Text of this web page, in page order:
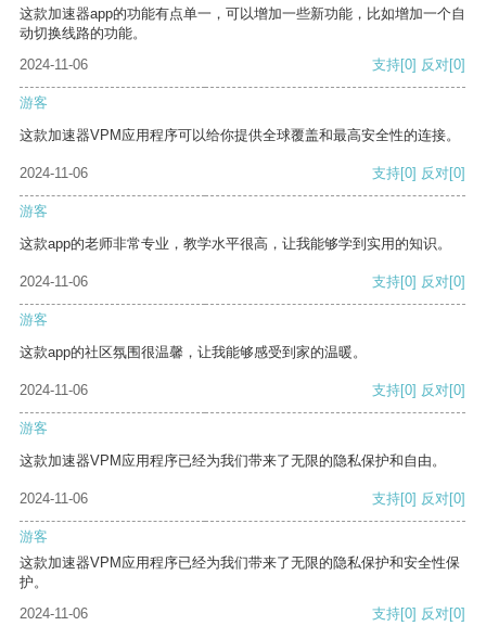
这款加速器app的功能有点单一，可以增加一些新功能，比如增加一个自
动切换线路的功能。
2024-11-06
支持[0] 反对[0]
游客
这款加速器VPM应用程序可以给你提供全球覆盖和最高安全性的连接。
2024-11-06 支持[0] 反对[0]
游客
这款app的老师非常专业，教学水平很高，让我能够学到实用的知识。
2024-11-06 支持[0] 反对[0]
游客
这款app的社区氛围很温馨，让我能够感受到家的温暖。
2024-11-06 支持[0] 反对[0]
游客
这款加速器VPM应用程序已经为我们带来了无限的隐私保护和自由。
2024-11-06 支持[0] 反对[0]
游客
这款加速器VPM应用程序已经为我们带来了无限的隐私保护和安全性保
护。
2024-11-06
支持[0] 反对[0]